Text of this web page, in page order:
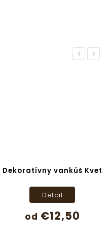
Previous
Dekoratívny vankúš Kvet
od €12,50
Detail
Next